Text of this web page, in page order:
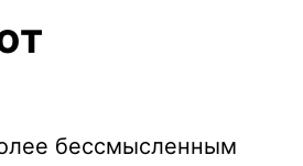
бессмысленным